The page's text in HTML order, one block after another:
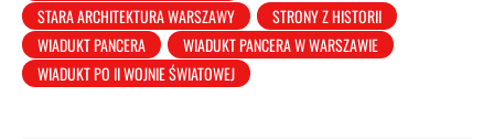
STARA ARCHITEKTURA WARSZAWY
STRONY Z HISTORII
WIADUKT PANCERA
WIADUKT PANCERA W WARSZAWIE
WIADUKT PO II WOJNIE ŚWIATOWEJ